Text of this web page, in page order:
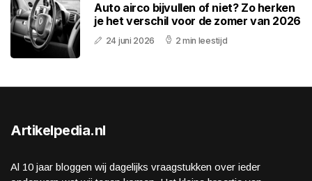
Auto airco bijvullen of niet? Zo herken
je het verschil voor de zomer van 2026
24 juni 2026 2 min leestijd
Artikelpedia.nl
Al 10 jaar bloggen wij dagelijks vraagstukken over ieder